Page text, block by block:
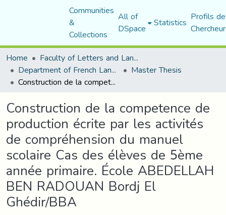
Communities
&
Collections
All of
DSpace Statistics Profils
Home
Faculty of Letters and Languages
Department of French Language and Literature Master Thesis
Construction de la competence de production écrite par les activités de compréhension du manuel scolaire Cas des élèves de 5ème année primaire. École ABEDELLAH BEN RADOUAN Bordj El Ghédir/BBA
Construction de la competence de
production écrite par les activités
de compréhension du manuel
scolaire Cas des élèves de 5ème
année primaire. École ABEDELLAH
BEN RADOUAN Bordj El
Ghédir/BBA